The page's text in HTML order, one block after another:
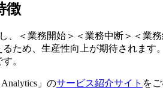
徴
、＜業務開始＞＜業務中断＞＜
ため、生産性向上が期待されま
。
」のサービス紹介サイト を